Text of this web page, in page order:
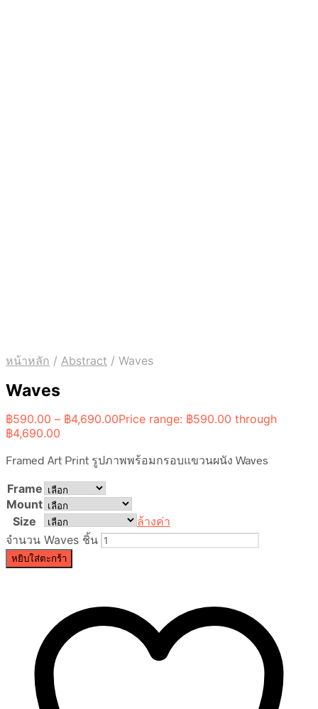
หน้าหลัก / Abstract / Waves
Waves
฿590.00 – ฿4,690.00Price range: ฿590.00 through
฿4,690.00
Framed Art Print รูปภาพพร้อมกรอบแขวนผนัง Waves
Frame
Mount
Size
ล้างค่า
จำนวน Waves ชิ้น
หยิบใส่ตะกร้า